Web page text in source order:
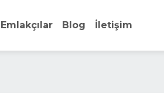
Emlakçılar Blog İletişim